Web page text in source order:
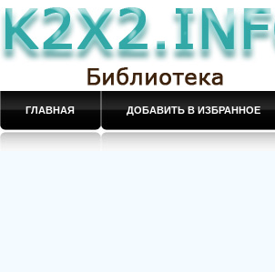
ГЛАВНАЯ ДОБАВИТЬ В ИЗБРАННОЕ